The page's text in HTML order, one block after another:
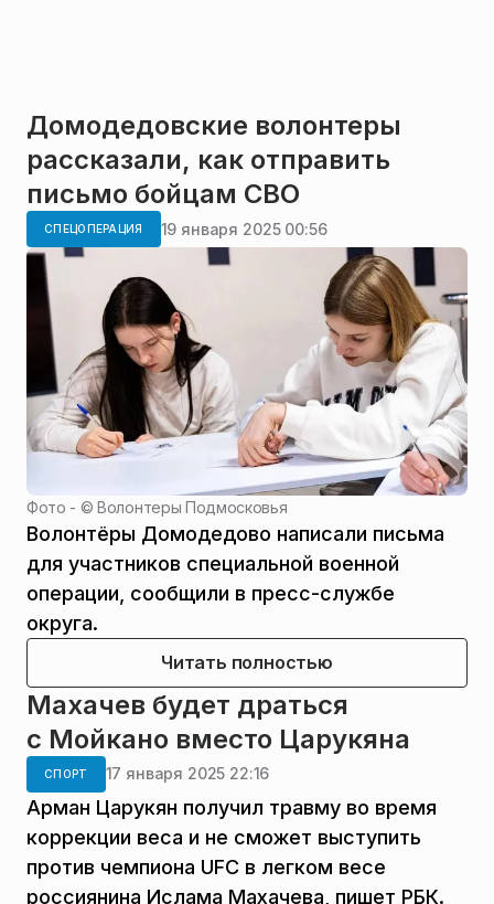
Домодедовские волонтеры
рассказали, как отправить
письмо бойцам СВО
СПЕЦОПЕРАЦИЯ 19 января 2025 00:56
Фото - ©Волонтеры Подмосковья
Волонтёры Домодедово написали письма
для участников специальной военной
операции, сообщили в пресс-службе
округа.
Читать полностью
Махачев будет драться
с Мойкано вместо Царукяна
СПОРТ 17 января 2025 22:16
Арман Царукян получил травму во время
коррекции веса и не сможет выступить
против чемпиона UFC в легком весе
россиянина Ислама Махачева, пишет РБК.